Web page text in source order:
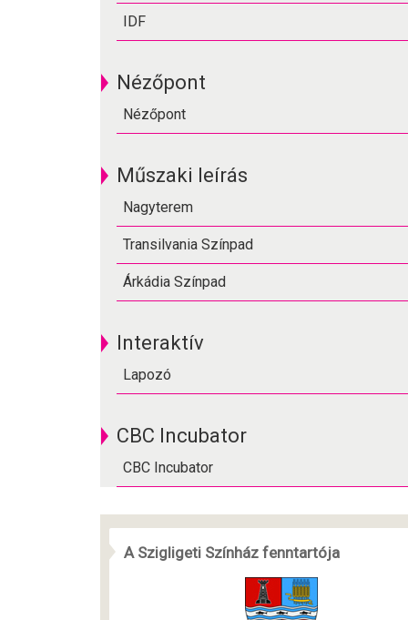
IDF
Nézőpont
Nézőpont
Műszaki leírás
Nagyterem
Transilvania Színpad
Árkádia Színpad
Interaktív
Lapozó
CBC Incubator
CBC Incubator
A Szigligeti Színház fenntartója